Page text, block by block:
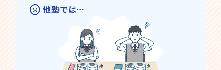
他塾では…